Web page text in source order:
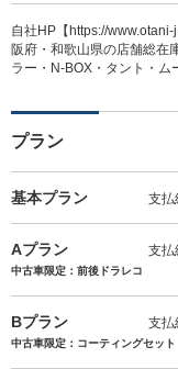
自社HP【https://
阪府・和歌山県の店舗総在
ラー・N-BOX・タント・ム
プラン
基本プラン 支払
Aプラン 支払
中古車限定：前後ドラレコ
Bプラン 支払
中古車限定：コーティングセット